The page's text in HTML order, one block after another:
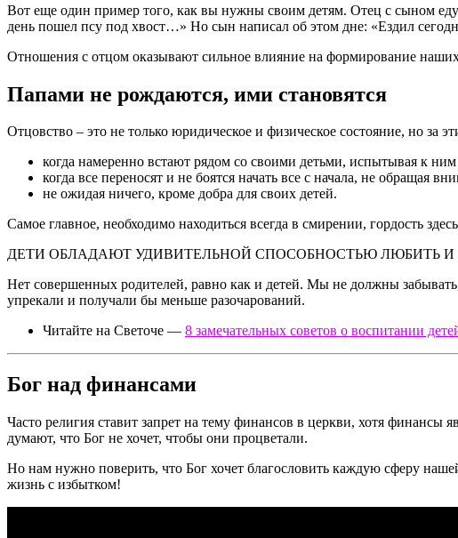
Вот еще один пример того, как вы нужны своим детям. Отец с сыном
день пошел псу под хвост…» Но сын написал об этом дне: «Ездил
Отношения с отцом оказывают сильное влияние на формирование
Папами не рождаются, ими становятся
Отцовство – это не только юридическое и физическое состояние, но за
когда намеренно встают рядом со своими детьми, испытывая к
когда все переносят и не боятся начать все с начала, не
не ожидая ничего, кроме добра для своих детей.
Самое главное, необходимо находиться всегда в смирении, гордость
ДЕТИ ОБЛАДАЮТ УДИВИТЕЛЬНОЙ СПОСОБНОСТЬЮ ЛЮБИТЬ
Нет совершенных родителей, равно как и детей. Мы не должны
упрекали и получали бы меньше разочарований.
Читайте на Светоче — 8 замечательных советов о воспитании
Бог над финансами
Часто религия ставит запрет на тему финансов в церкви, хотя
думают, что Бог не хочет, чтобы они процветали.
Но нам нужно поверить, что Бог хочет благословить каждую сферу
жизнь с избытком!